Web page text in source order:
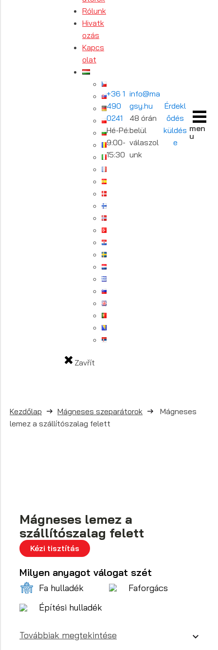
Rólunk
Hivatk
ozás
Kapcs
olat
Zavřít
+36 1
490
0241
Hé-Pé:
9:00-
15:30
info@ma
gsy.hu
48 órán
belül
válaszol
unk
Érdekl
ődés
küldés
e
men
u
Kezdőlap Mágneses szeparátorok
Mágneses
lemez a szállítószalag felett
Mágneses lemez a
szállítószalag felett
Kézi tisztítás
Milyen anyagot válogat szét
Fa hulladék
Faforgács
Építési hulladék
Továbbiak megtekintése